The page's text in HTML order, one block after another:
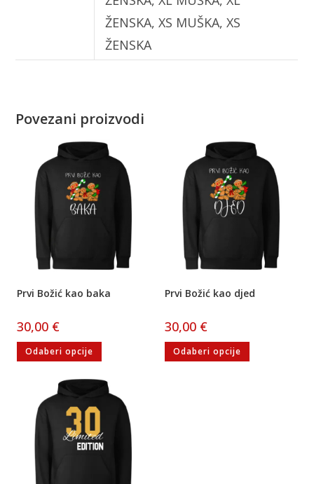
ŽENSKA, XS MUŠKA, XS
ŽENSKA
Povezani proizvodi
Prvi Božić kao baka
30,00 €
Odaberi opcije
Prvi Božić kao djed
30,00 €
Odaberi opcije